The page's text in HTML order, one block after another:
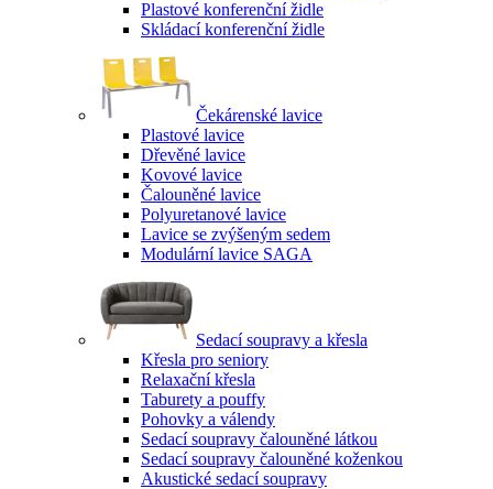
Plastové konferenční židle
Skládací konferenční židle
Čekárenské lavice
Plastové lavice
Dřevěné lavice
Kovové lavice
Čalouněné lavice
Polyuretanové lavice
Lavice se zvýšeným sedem
Modulární lavice SAGA
Sedací soupravy a křesla
Křesla pro seniory
Relaxační křesla
Taburety a pouffy
Pohovky a válendy
Sedací soupravy čalouněné látkou
Sedací soupravy čalouněné koženkou
Akustické sedací soupravy